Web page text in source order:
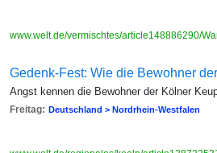
www.welt.de/vermischtes/article148886290/
Gedenk-Fest: Wie die Bewohner
Angst kennen die Bewohner der Kölner
Freitag: Deutschland > Nordrhein-Westfalen